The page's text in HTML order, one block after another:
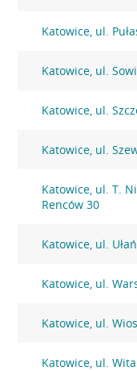
Katowice, ul.
Katowice, ul.
Katowice, ul.
Katowice, ul.
Katowice, ul. T.
Renców 30
Katowice, ul.
Katowice, ul.
Katowice, ul.
Katowice, ul.